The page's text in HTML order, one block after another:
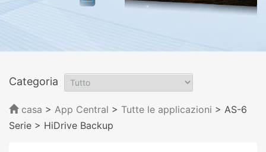
Categoria
casa > App Central > Tutte le applicazioni > AS-6
Serie > HiDrive Backup